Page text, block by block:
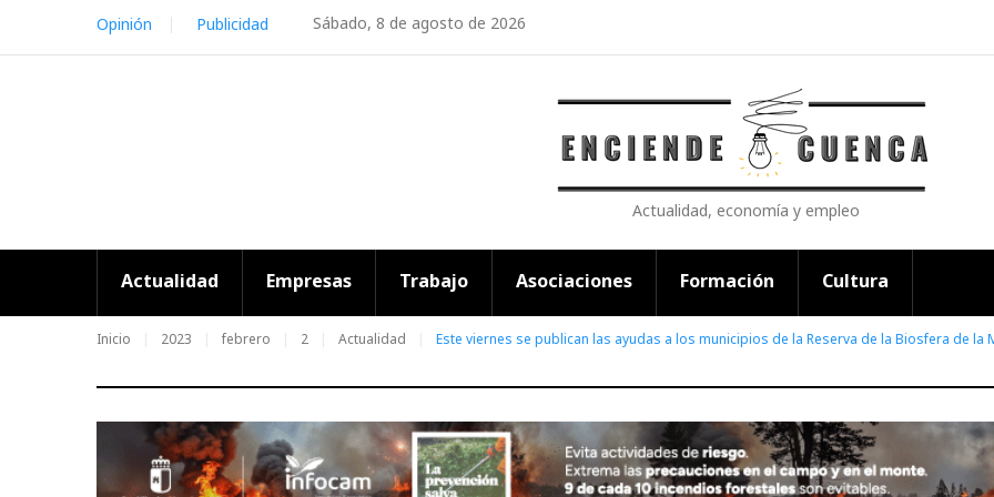
content
Sábado, 8 de agosto de 2026
Opinión Publicidad
Actualidad, economía y empleo
Actualidad Empresas Trabajo Asociaciones Formación Cultura
Inicio 2023 febrero 2 Actualidad Este viernes se publican las ayudas a los municipios de la Reserva de la Biosfera de la